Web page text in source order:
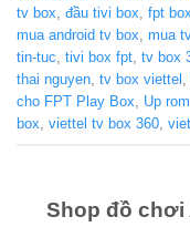
tv box đầu tivi box fpt box
mua android tv box mua
tin-tuc tivi box fpt tv box
thai nguyen tv box viettel
cho FPT Play Box
Up
box viettel tv box 360
Shop đồ chơi